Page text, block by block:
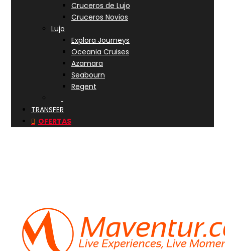
Cruceros de Lujo
Cruceros Novios
Lujo
Explora Journeys
Oceania Cruises
Azamara
Seabourn
Regent
TRANSFER
OFERTAS